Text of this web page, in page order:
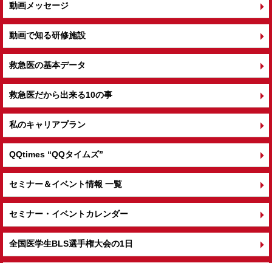
動画メッセージ
動画で知る研修施設
救急医の基本データ
救急医だから出来る10の事
私のキャリアプラン
QQtimes “QQタイムズ”
セミナー＆イベント情報 一覧
セミナー・イベントカレンダー
全国医学生BLS選手権大会の1日